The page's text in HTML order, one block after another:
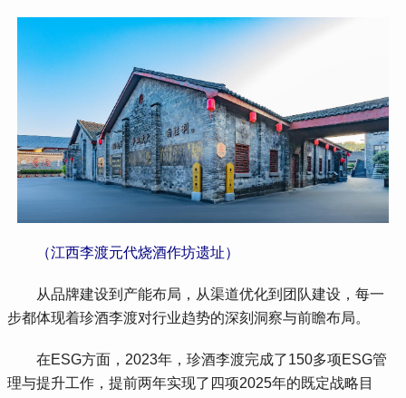
（江西李渡元代烧酒作坊遗址）
从品牌建设到产能布局，从渠道优化到团队建设，每一
步都体现着珍酒李渡对行业趋势的深刻洞察与前瞻布局。
在ESG方面，2023年，珍酒李渡完成了150多项ESG管
理与提升工作，提前两年实现了四项2025年的既定战略目